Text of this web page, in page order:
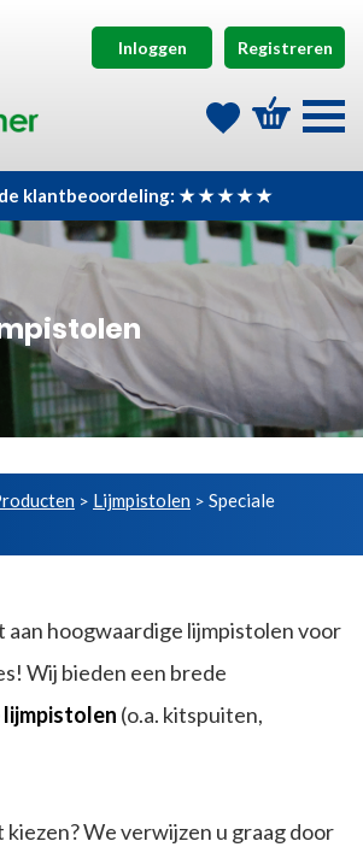
Inloggen Registreren
klantbeoordeling: ★ ★ ★ ★ ★
> Lijmpistolen > Speciale
aan hoogwaardige lijmpistolen voor
Wij bieden een brede
lijmpistolen (o.a. kitspuiten,
kiezen? We verwijzen u graag door